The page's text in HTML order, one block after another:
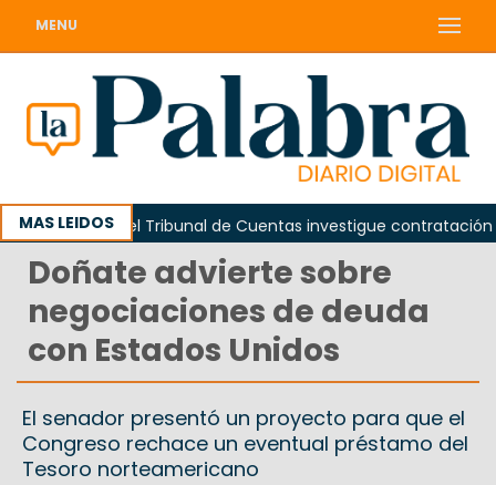
MENU
MAS LEIDOS
Piden que el Tribunal de Cuentas investigue contratación de
Doñate advierte sobre
negociaciones de deuda
con Estados Unidos
El senador presentó un proyecto para que el
Congreso rechace un eventual préstamo del
Tesoro norteamericano